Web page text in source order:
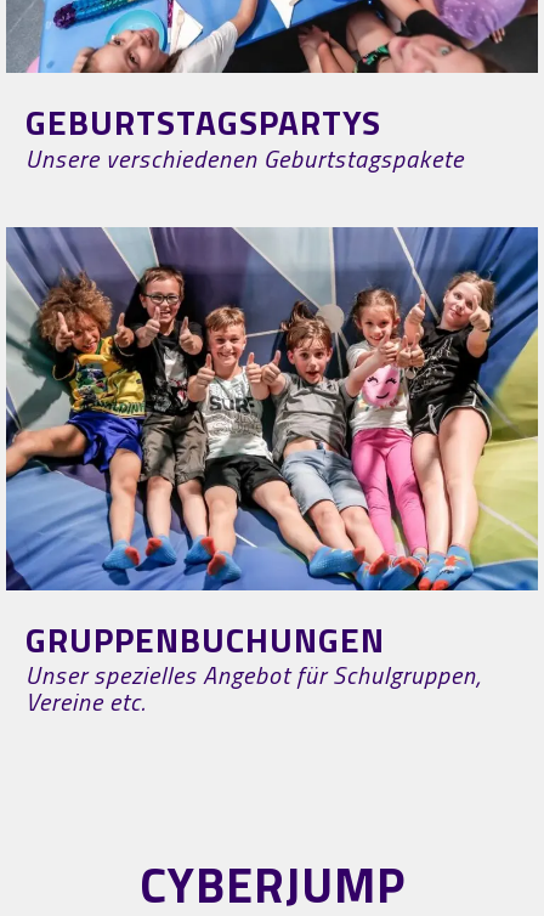
GEBURTSTAGSPARTYS
Unsere verschiedenen Geburtstagspakete
GRUPPENBUCHUNGEN
Unser spezielles Angebot für Schulgruppen,
Vereine etc.
CYBERJUMP